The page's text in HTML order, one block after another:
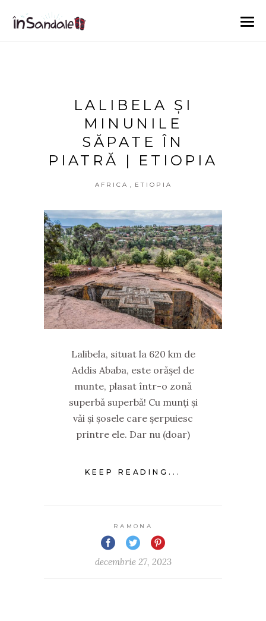
LALIBELA ȘI
MINUNILE
SĂPATE ÎN
PIATRĂ | ETIOPIA
AFRICA ETIOPIA
Lalibela, situat la 620 km de
Addis Ababa, este orășel de
munte, plasat într-o zonă
superbă superbă! Cu munți și
văi și șosele care șerpuiesc
printre ele. Dar nu (doar)
KEEP READING...
RAMONA
decembrie 27, 2023